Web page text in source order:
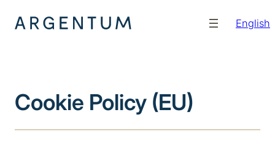
English
Cookie Policy (EU)